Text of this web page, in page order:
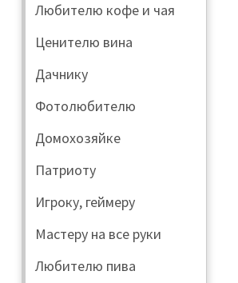
Любителю кофе и чая
Ценителю вина
Дачнику
Фотолюбителю
Домохозяйке
Патриоту
Игроку, геймеру
Мастеру на все руки
Любителю пива